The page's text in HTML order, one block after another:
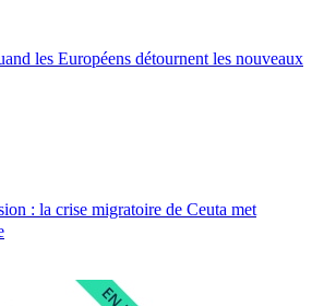
les Européens détournent les nouveaux
: la crise migratoire de Ceuta met